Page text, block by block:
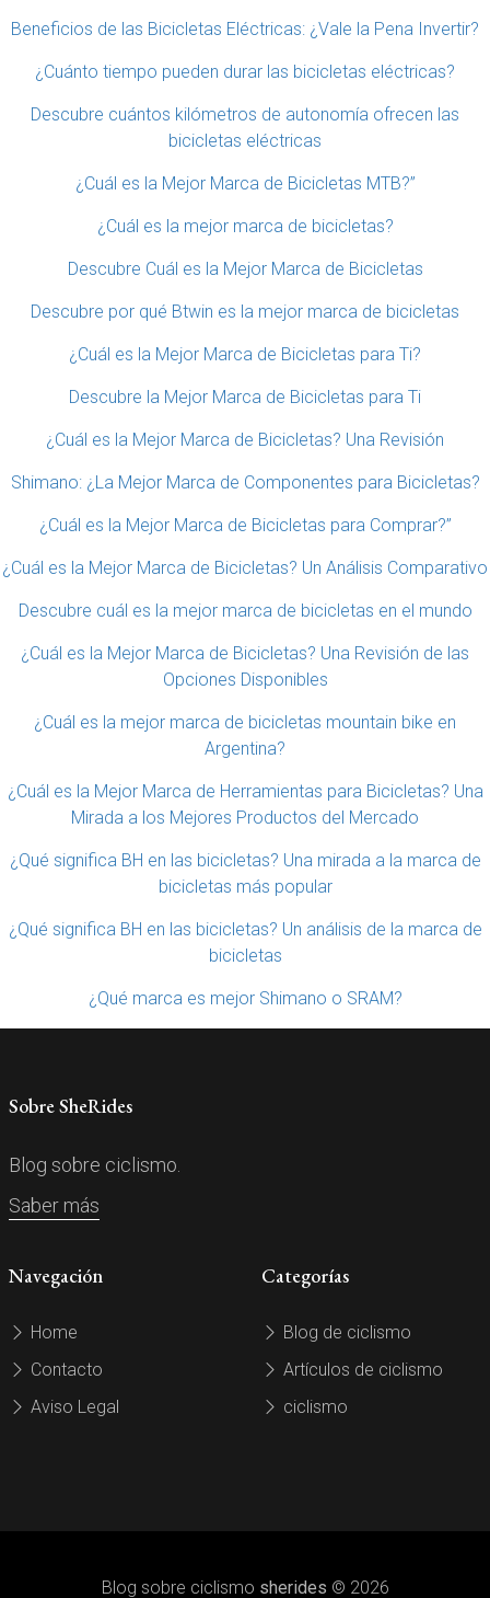
Beneficios de las Bicicletas Eléctricas: ¿Vale la Pena Invertir?
¿Cuánto tiempo pueden durar las bicicletas eléctricas?
Descubre cuántos kilómetros de autonomía ofrecen las
bicicletas eléctricas
¿Cuál es la Mejor Marca de Bicicletas MTB?”
¿Cuál es la mejor marca de bicicletas?
Descubre Cuál es la Mejor Marca de Bicicletas
Descubre por qué Btwin es la mejor marca de bicicletas
¿Cuál es la Mejor Marca de Bicicletas para Ti?
Descubre la Mejor Marca de Bicicletas para Ti
¿Cuál es la Mejor Marca de Bicicletas? Una Revisión
Shimano: ¿La Mejor Marca de Componentes para Bicicletas?
¿Cuál es la Mejor Marca de Bicicletas para Comprar?”
¿Cuál es la Mejor Marca de Bicicletas? Un Análisis Comparativo
Descubre cuál es la mejor marca de bicicletas en el mundo
¿Cuál es la Mejor Marca de Bicicletas? Una Revisión de las
Opciones Disponibles
¿Cuál es la mejor marca de bicicletas mountain bike en
Argentina?
¿Cuál es la Mejor Marca de Herramientas para Bicicletas? Una
Mirada a los Mejores Productos del Mercado
¿Qué significa BH en las bicicletas? Una mirada a la marca de
bicicletas más popular
¿Qué significa BH en las bicicletas? Un análisis de la marca de
bicicletas
¿Qué marca es mejor Shimano o SRAM?
Sobre SheRides
Blog sobre ciclismo.
Saber más
Navegación
Home
Contacto
Aviso Legal
Categorías
Blog de ciclismo
Artículos de ciclismo
ciclismo
Blog sobre ciclismo sherides © 2026